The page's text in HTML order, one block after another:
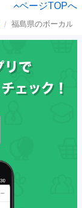
ページTOPへ
福島県のボーカル